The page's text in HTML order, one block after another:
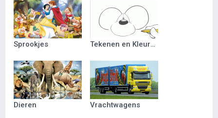
Sprookjes Tekenen en Kleuren
Dieren Vrachtwagens